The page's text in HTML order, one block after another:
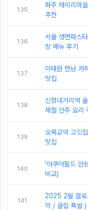
135
파주 헤이리마
추천
136
서울 생면파스
랑 메뉴 후기
137
이태원 한남 카
맛집
138
신정네거리역
제철 안주 요리
139
오목교역 고깃
맛집
140
'아쿠아필드 안
비교)
141
2025 2월 블로
막 / 클립 폭발 )